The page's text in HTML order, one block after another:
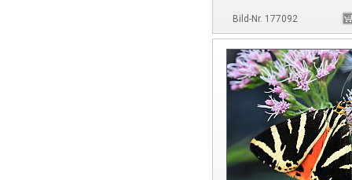
Bild-Nr. 177092